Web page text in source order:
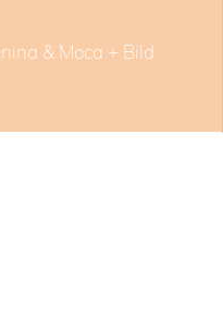
& Moca + Bild